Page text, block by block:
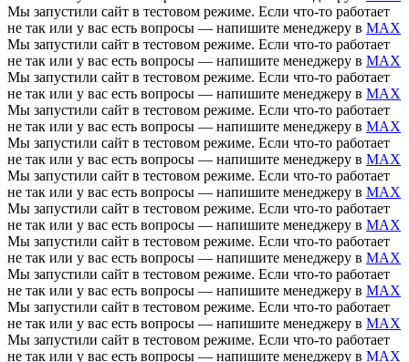
Мы запустили сайт в тестовом режиме. Если что-то работает
не так или у вас есть вопросы — напишите менеджеру в MAX
Мы запустили сайт в тестовом режиме. Если что-то работает
не так или у вас есть вопросы — напишите менеджеру в MAX
Мы запустили сайт в тестовом режиме. Если что-то работает
не так или у вас есть вопросы — напишите менеджеру в MAX
Мы запустили сайт в тестовом режиме. Если что-то работает
не так или у вас есть вопросы — напишите менеджеру в MAX
Мы запустили сайт в тестовом режиме. Если что-то работает
не так или у вас есть вопросы — напишите менеджеру в MAX
Мы запустили сайт в тестовом режиме. Если что-то работает
не так или у вас есть вопросы — напишите менеджеру в MAX
Мы запустили сайт в тестовом режиме. Если что-то работает
не так или у вас есть вопросы — напишите менеджеру в MAX
Мы запустили сайт в тестовом режиме. Если что-то работает
не так или у вас есть вопросы — напишите менеджеру в MAX
Мы запустили сайт в тестовом режиме. Если что-то работает
не так или у вас есть вопросы — напишите менеджеру в MAX
Мы запустили сайт в тестовом режиме. Если что-то работает
не так или у вас есть вопросы — напишите менеджеру в MAX
Мы запустили сайт в тестовом режиме. Если что-то работает
не так или у вас есть вопросы — напишите менеджеру в MAX